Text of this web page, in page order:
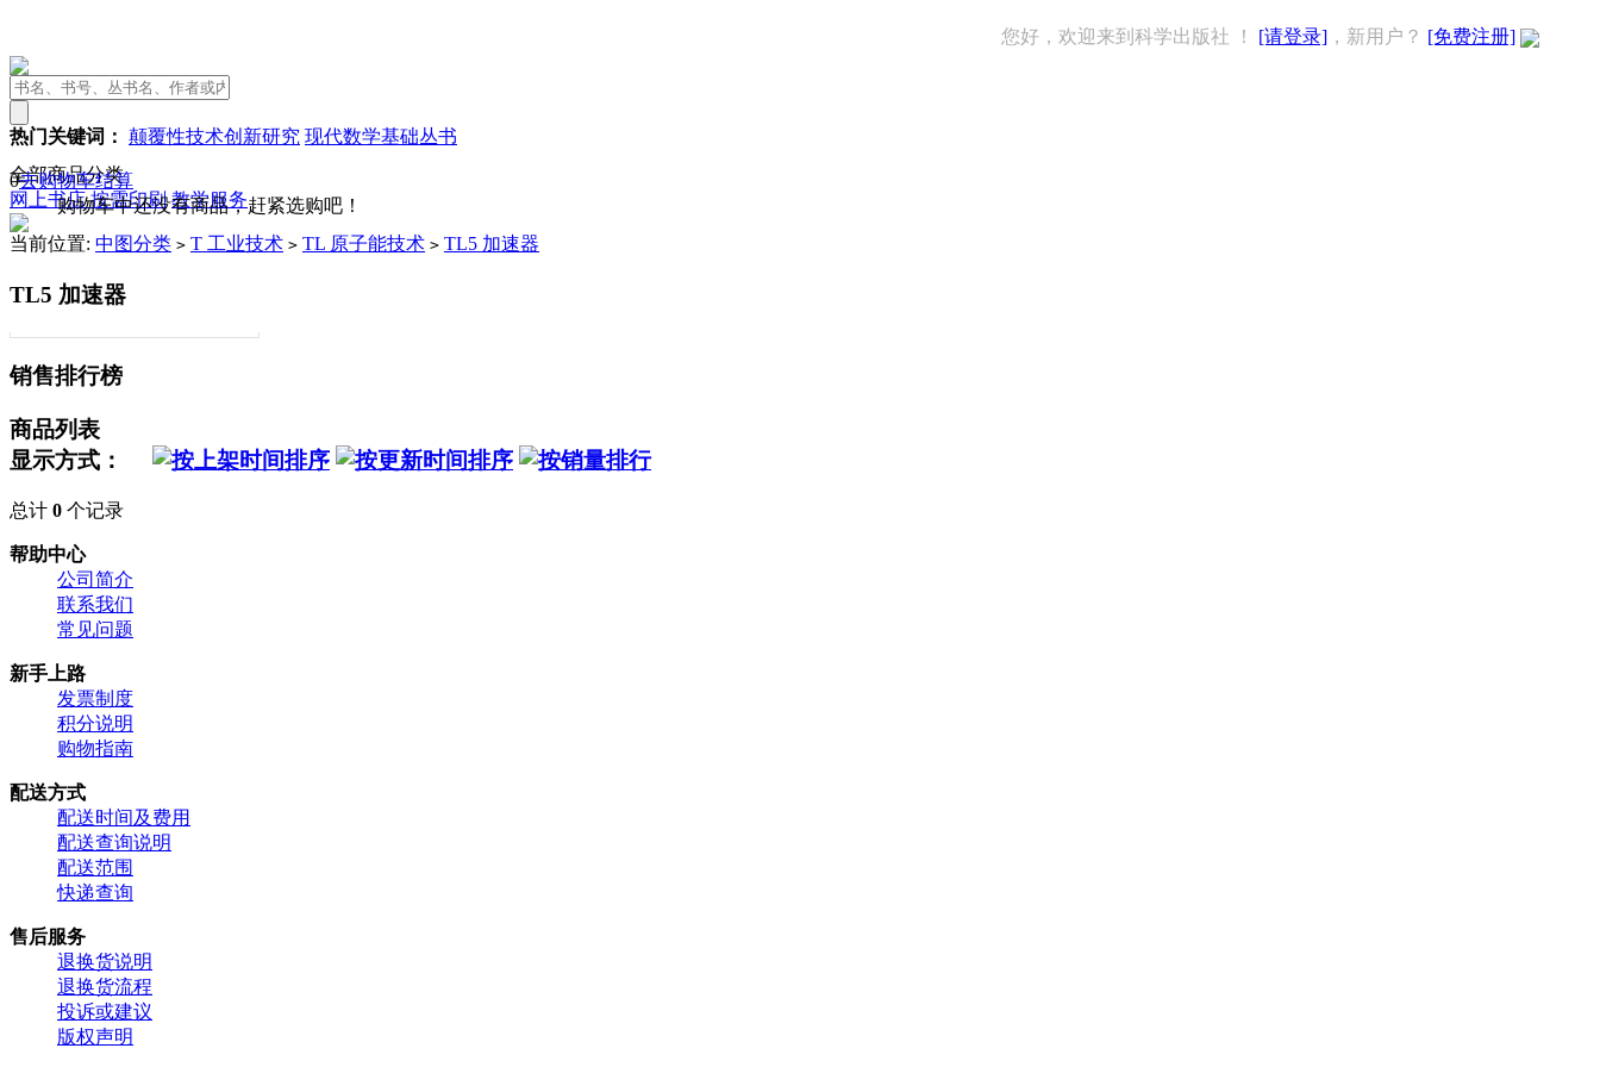
您好，欢迎来到科学出版社 ！ [请登录] ，新用户？ [免费注册]
热门关键词： 颠覆性技术创新研究 现代数学基础丛书
0去购物车结算
购物车中还没有商品，赶紧选购吧！
全部商品分类
网上书店按需印刷 教学服务
当前位置: 中图分类 > T 工业技术 > TL 原子能技术 > TL5 加速器
TL5 加速器
销售排行榜
商品列表
显示方式：
总计 0 个记录
帮助中心
公司简介
联系我们
常见问题
新手上路
发票制度
积分说明
购物指南
配送方式
配送时间及费用
配送查询说明
配送范围
快递查询
售后服务
退换货说明
退换货流程
投诉或建议
版权声明